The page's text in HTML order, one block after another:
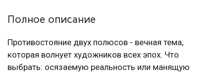
Полное описание
Противостояние двух полюсов - вечная тема,
которая волнует художников всех эпох. Что
выбрать: осязаемую реальность или манящую